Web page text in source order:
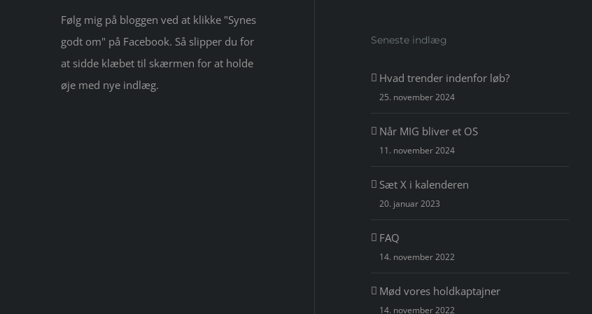
Følg mig på bloggen ved at klikke "Synes
godt om" på Facebook. Så slipper du for
at sidde klæbet til skærmen for at holde
øje med nye indlæg.
Seneste indlæg
Hvad trender indenfor løb?
25. november 2024
Når MIG bliver et OS
11. november 2024
Sæt X i kalenderen
20. januar 2023
FAQ
14. november 2022
Mød vores holdkaptajner
14. november 2022